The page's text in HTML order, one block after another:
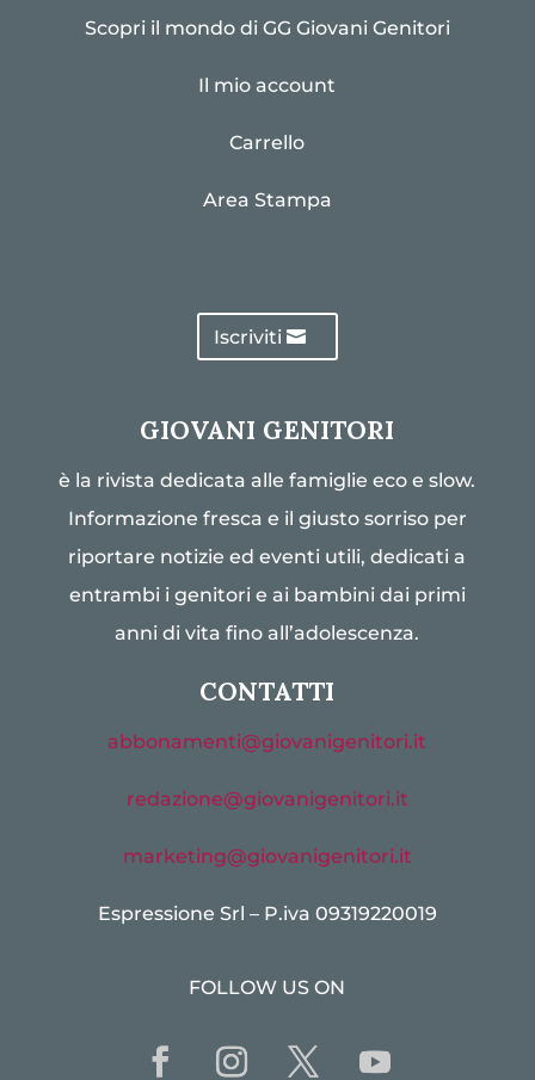
Scopri il mondo di GG Giovani Genitori
Il mio account
Carrello
Area Stampa
Iscriviti
GIOVANI GENITORI
è la rivista dedicata alle famiglie eco e slow.
Informazione fresca e il giusto sorriso per
riportare notizie ed eventi utili, dedicati a
entrambi i genitori e ai bambini dai primi
anni di vita fino all’adolescenza.
CONTATTI
abbonamenti@giovanigenitori.it
redazione@giovanigenitori.it
marketing@giovanigenitori.it
Espressione Srl – P.iva 09319220019
FOLLOW US ON